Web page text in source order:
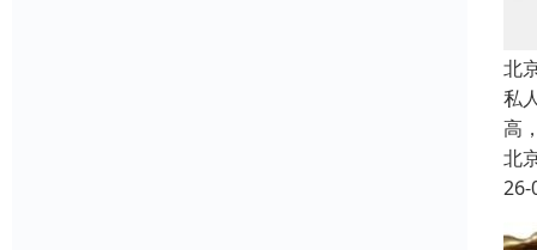
北
私
高
北
26-